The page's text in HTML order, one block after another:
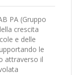
PA (Gruppo
crescita
e delle
le
attraverso il